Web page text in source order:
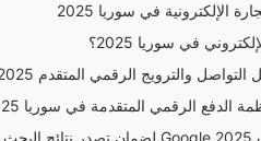
الإلكترونية في سوريا 2025
في سوريا 2025؟
والترويج الرقمي المتقدم 2025